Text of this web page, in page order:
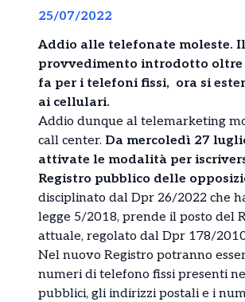
25/07/2022
Addio alle telefonate moleste. Il
provvedimento introdotto oltre
fa per i telefoni fissi, ora si
ai cellulari.
Addio dunque al telemarketing
call center. Da mercoledì 27
attivate le modalità per
Registro pubblico delle
disciplinato dal Dpr 26/2022 che
legge 5/2018, prende il posto del
attuale, regolato dal Dpr 178/
Nel nuovo Registro potranno
numeri di telefono fissi presenti
pubblici, gli indirizzi postali e i